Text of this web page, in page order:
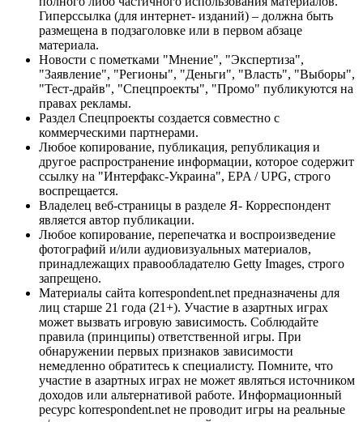
Гиперссылка (для интернет- изданий) – должна быть
размещена в подзаголовке или в первом абзаце
материала.
Новости с пометками "Мнение", "Экспертиза",
"Заявление", "Регионы", "Деньги", "Власть", "Выборы",
"Тест-драйв", "Спецпроекты", "Промо" публикуются на
правах рекламы.
Раздел Спецпроекты создается совместно с
коммерческими партнерами.
Любое копирование, публикация, републикация и
другое распространение информации, которое содержит
ссылку на "Интерфакс-Украина", EPA / UPG, строго
воспрещается.
Владелец веб-страницы в разделе Я- Корреспондент
является автор публикации.
Любое копирование, перепечатка и воспроизведение
фотографий и/или аудиовизуальных материалов,
принадлежащих правообладателю Getty Images, строго
запрещено.
Материалы сайта korrespondent.net предназначены для
лиц старше 21 года (21+). Участие в азартных играх
может вызвать игровую зависимость. Соблюдайте
правила (принципы) ответственной игры. При
обнаружении первых признаков зависимости
немедленно обратитесь к специалисту. Помните, что
участие в азартных играх не может являться источником
доходов или альтернативой работе. Информационный
ресурс korrespondent.net не проводит игры на реальные